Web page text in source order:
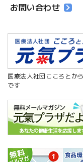
お問い合わせ
医療法人社団こころとか
です